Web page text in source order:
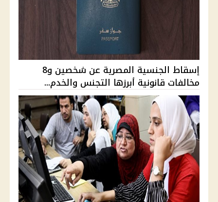
إسقاط الجنسية المصرية عن شخصين و8
مخالفات قانونية أبرزها التجنس والخدم...